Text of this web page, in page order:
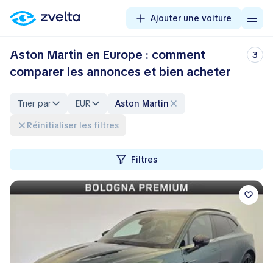
Ajouter une voiture
Aston Martin en Europe : comment
comparer les annonces et bien acheter
3
Trier par EUR
Aston Martin
Réinitialiser les filtres
Filtres